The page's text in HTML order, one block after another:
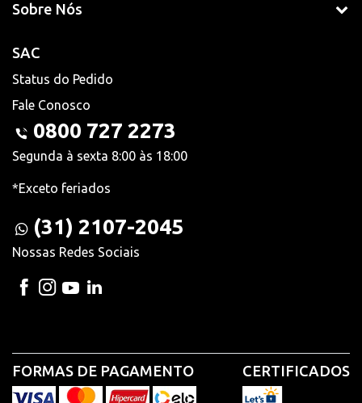
Sobre Nós
SAC
Status do Pedido
Fale Conosco
0800 727 2273
Segunda à sexta 8:00 às 18:00
*Exceto feriados
(31) 2107-2045
Nossas Redes Sociais
FORMAS DE PAGAMENTO CERTIFICADOS